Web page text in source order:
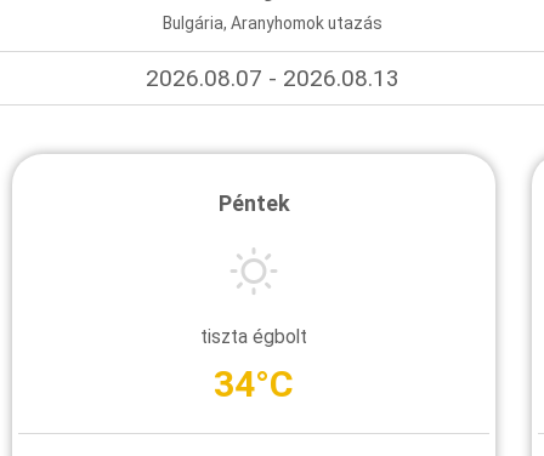
Bulgária, Aranyhomok utazás
2026.08.07 - 2026.08.13
Péntek
tiszta égbolt
34°C